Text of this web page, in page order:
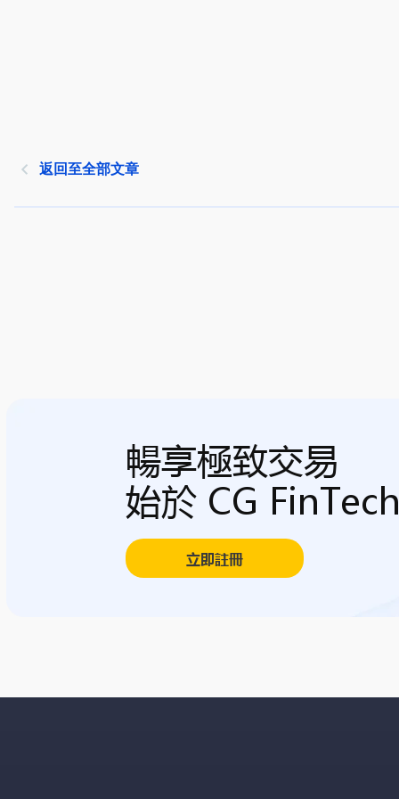
返回至全部文章
暢享極致交易
始於 CG
立即註冊